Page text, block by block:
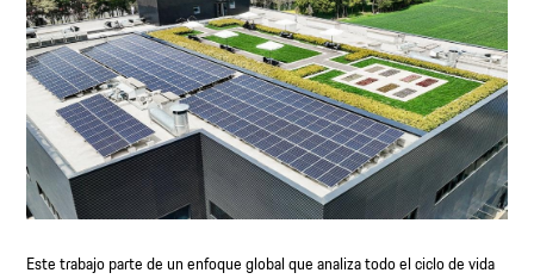
Este trabajo parte de un enfoque global que analiza todo el ciclo de vida